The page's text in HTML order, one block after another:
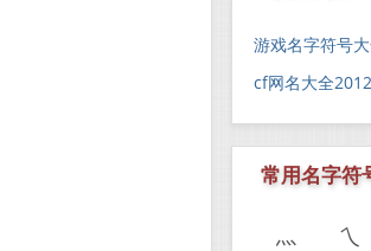
游戏名字符号
cf网名大全
常用名字符
灬 乀